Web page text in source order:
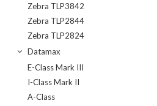
Zebra TLP3842
Zebra TLP2844
Zebra TLP2824
Datamax
E-Class Mark III
I-Class Mark II
A-Class